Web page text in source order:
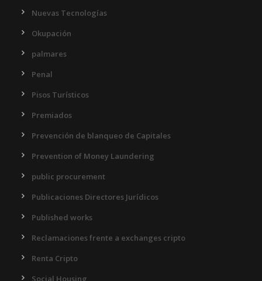
Nuevas Tecnologías
Okupación
palmares
Penal
Pisos Turísticos
Premiados
Prevención de blanqueo de Capitales
Prevention of Money Laundering
public procurement
Publicaciones Directores Jurídicos
Published works
Reclamaciones frente a exchanges cripto
Renta Cripto
Social Housing